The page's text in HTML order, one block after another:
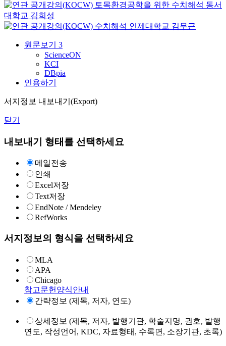
토목환경공학을 위한 수치해석 동서
대학교 김희성
수치해석 인제대학교 김무근
원문보기 3
ScienceON
KCI
DBpia
인용하기
서지정보 내보내기(Export)
닫기
내보내기 형태를 선택하세요
메일전송
인쇄
Excel저장
Text저장
EndNote / Mendeley
RefWorks
서지정보의 형식을 선택하세요
MLA
APA
Chicago
참고문헌양식안내
간략정보 (제목, 저자, 연도)
상세정보 (제목, 저자, 발행기관, 학술지명, 권호, 발행
연도, 작성언어, KDC, 자료형태, 수록면, 소장기관, 초록)